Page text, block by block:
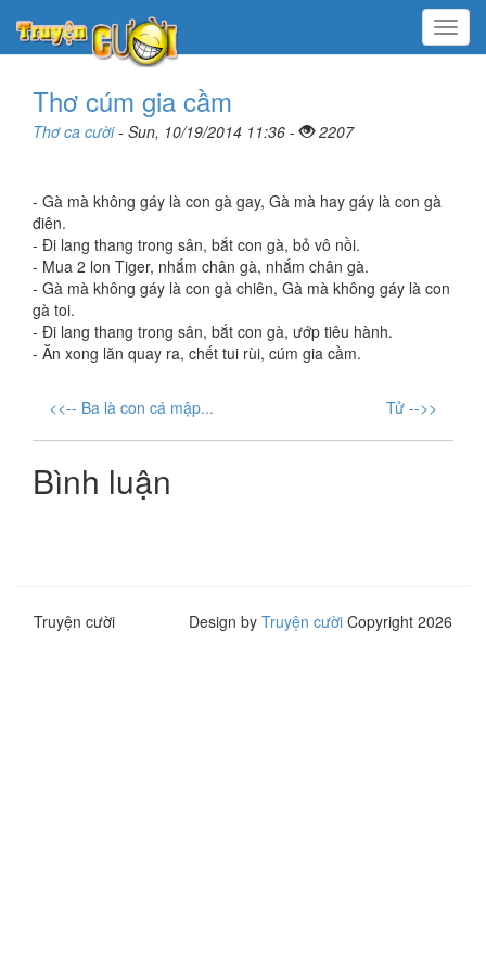
Menu
Thơ cúm gia cầm
Thơ ca cười- Sun, 10/19/2014 11:36 - 2207
- Gà mà không gáy là con gà gay, Gà mà hay gáy là con gà
điên.
- Đi lang thang trong sân, bắt con gà, bỏ vô nồi.
- Mua 2 lon Tiger, nhắm chân gà, nhắm chân gà.
- Gà mà không gáy là con gà chiên, Gà mà không gáy là con
gà toi.
- Đi lang thang trong sân, bắt con gà, ướp tiêu hành.
- Ăn xong lăn quay ra, chết tui rùi, cúm gia cầm.
<<-- Ba là con cá mập... Tử -->>
Bình luận
Truyện cười Design by Truyện cười Copyright 2026